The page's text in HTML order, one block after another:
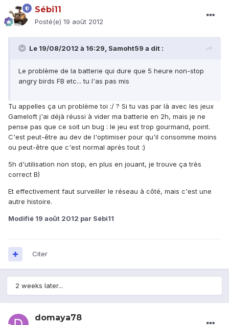
Sébi11
Posté(e) 19 août 2012
Le 19/08/2012 à 16:29, Samoht59 a dit :
Le problème de la batterie qui dure que 5 heure non-stop
angry birds FB etc... tu l'as pas mis
Tu appelles ça un problème toi :/ ? Si tu vas par là avec les jeux
Gameloft j'ai déjà réussi à vider ma batterie en 2h, mais je ne
pense pas que ce soit un bug : le jeu est trop gourmand, point.
C'est peut-être au dev de l'optimiser pour qu'il consomme moins
ou peut-être que c'est normal après tout :)
5h d'utilisation non stop, en plus en jouant, je trouve ça très
correct B)
Et effectivement faut surveiller le réseau à côté, mais c'est une
autre histoire.
Modifié 19 août 2012 par Sébi11
Citer
2 weeks later...
domaya78